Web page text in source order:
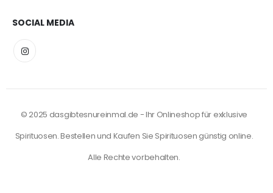
SOCIAL MEDIA
© 2025 dasgibtesnureinmal.de - Ihr Onlineshop für exklusive
Spirituosen. Bestellen und Kaufen Sie Spirituosen günstig online.
Alle Rechte vorbehalten.